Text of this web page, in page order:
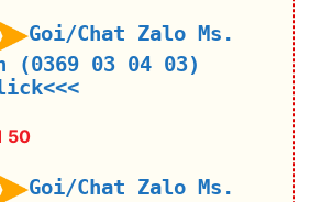
Goi/Chat Zalo Ms.
(0369 03 04 03)
50
Goi/Chat Zalo Ms.